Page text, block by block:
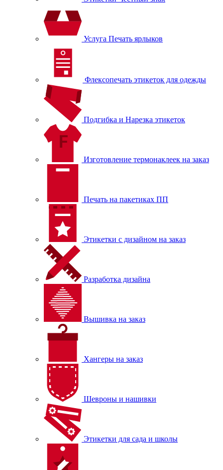
Услуга Печать ярлыков
Флексопечать этикеток для одежды
Подгибка и Нарезка этикеток
Изготовление термонаклеек на заказ
Печать на пакетиках ПП
Этикетки с дизайном на заказ
Разработка дизайна
Вышивка на заказ
Хангеры на заказ
Шевроны и нашивки
Этикетки для сада и школы